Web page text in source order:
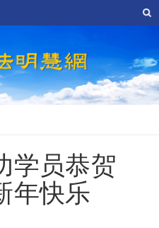
学员恭贺
年快乐